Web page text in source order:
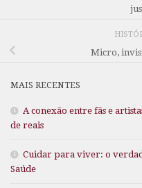
Micro,
MAIS RECENTES
A conexão entre fãs e
de reais
Cuidar para viver: o
Saúde